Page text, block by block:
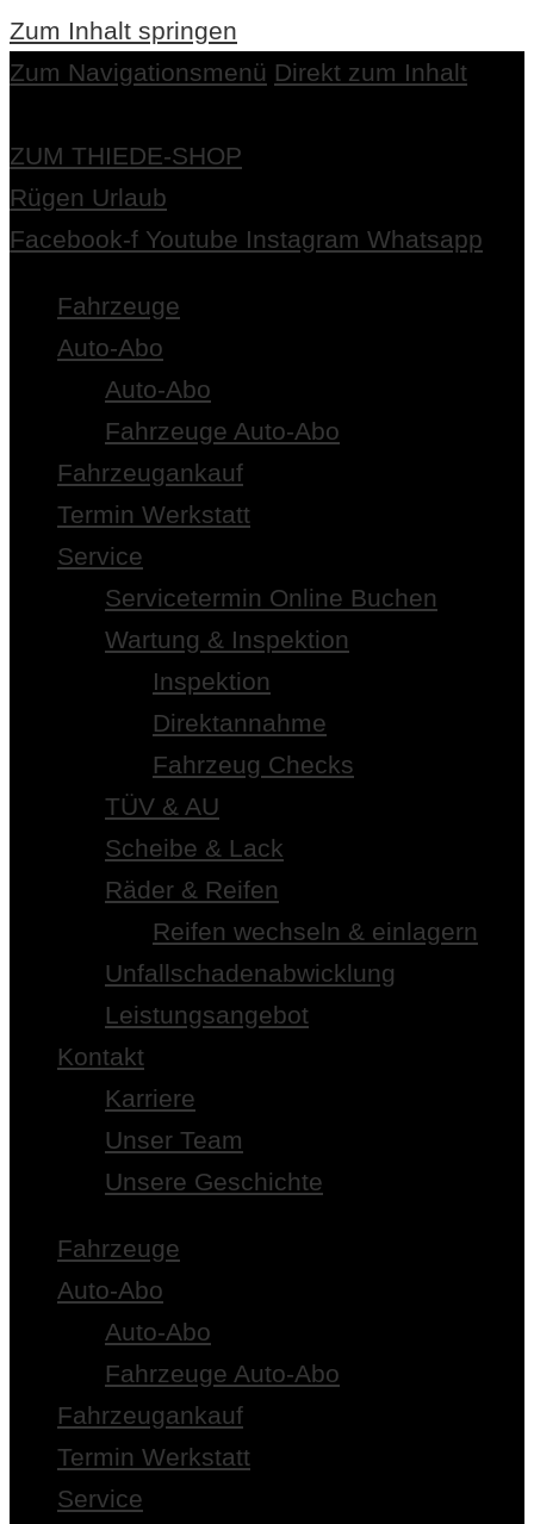
Zum Inhalt springen
Zum Navigationsmenü Direkt zum Inhalt
ZUM THIEDE-SHOP
Rügen Urlaub
Facebook-f Youtube Instagram Whatsapp
Fahrzeuge
Auto-Abo
Auto-Abo
Fahrzeuge Auto-Abo
Fahrzeugankauf
Termin Werkstatt
Service
Servicetermin Online Buchen
Wartung & Inspektion
Inspektion
Direktannahme
Fahrzeug Checks
TÜV & AU
Scheibe & Lack
Räder & Reifen
Reifen wechseln & einlagern
Unfallschadenabwicklung
Leistungsangebot
Kontakt
Karriere
Unser Team
Unsere Geschichte
Fahrzeuge
Auto-Abo
Auto-Abo
Fahrzeuge Auto-Abo
Fahrzeugankauf
Termin Werkstatt
Service